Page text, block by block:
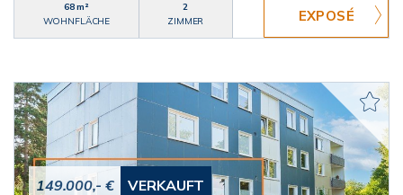
68 m²
WOHNFLÄCHE
2
ZIMMER
149.000,- € VERKAUFT